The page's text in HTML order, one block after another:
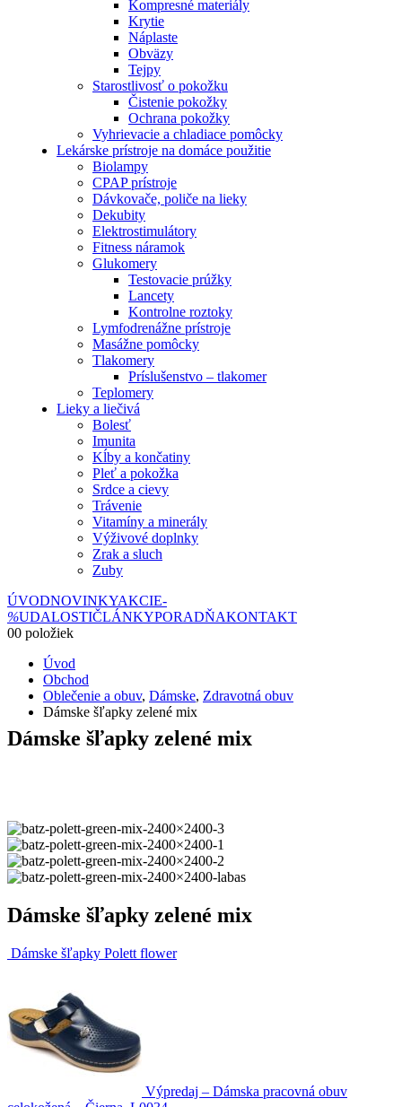
Kompresné materiály
Krytie
Náplaste
Obväzy
Tejpy
Starostlivosť o pokožku
Čistenie pokožky
Ochrana pokožky
Vyhrievacie a chladiace pomôcky
Lekárske prístroje na domáce použitie
Biolampy
CPAP prístroje
Dávkovače, poliče na lieky
Dekubity
Elektrostimulátory
Fitness náramok
Glukomery
Testovacie prúžky
Lancety
Kontrolne roztoky
Lymfodrenážne prístroje
Masážne pomôcky
Tlakomery
Príslušenstvo – tlakomer
Teplomery
Lieky a liečivá
Bolesť
Imunita
Kĺby a končatiny
Pleť a pokožka
Srdce a cievy
Trávenie
Vitamíny a minerály
Výživové doplnky
Zrak a sluch
Zuby
ÚVODNOVINKYAKCIE-
%UDALOSTIČLÁNKYPORADŇAKONTAKT
00 položiek
Úvod
Obchod
Oblečenie a obuv, Dámske, Zdravotná obuv
Dámske šľapky zelené mix
Dámske šľapky zelené mix
Dámske šľapky zelené mix
Dámske šľapky Polett flower
Výpredaj – Dámska pracovná obuv